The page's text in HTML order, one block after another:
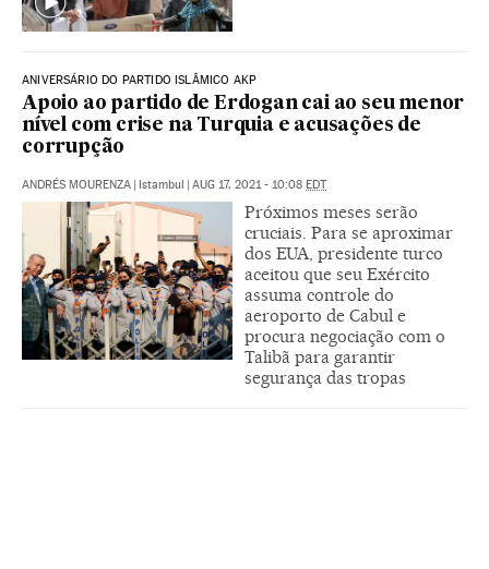
ANIVERSÁRIO DO PARTIDO ISLÂMICO AKP
Apoio ao partido de Erdogan cai ao seu menor
nível com crise na Turquia e acusações de
corrupção
ANDRÉS MOURENZA | Istambul | AUG 17, 2021 - 10:08 EDT
Próximos meses serão
cruciais. Para se aproximar
dos EUA, presidente turco
aceitou que seu Exército
assuma controle do
aeroporto de Cabul e
procura negociação com o
Talibã para garantir
segurança das tropas